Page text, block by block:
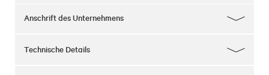
Anschrift des Unternehmens
Technische Details